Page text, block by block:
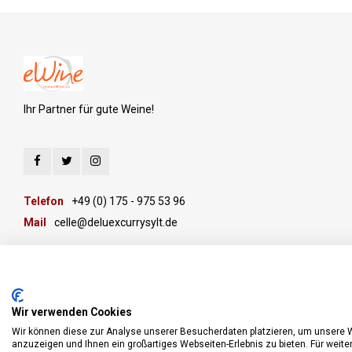
Ihr Partner für gute Weine!
Telefon
+49 (0) 175 - 975 53 96
Mail
celle@deluexcurrysylt.de
Wir verwenden Cookies
Wir können diese zur Analyse unserer Besucherdaten platzieren, um unsere
anzuzeigen und Ihnen ein großartiges Webseiten-Erlebnis zu bieten. Für